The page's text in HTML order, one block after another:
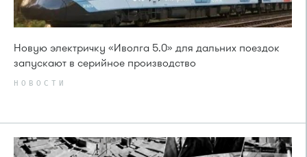
Новую электричку «Иволга 5.0» для дальних поездок
запускают в серийное производство
НОВОСТИ